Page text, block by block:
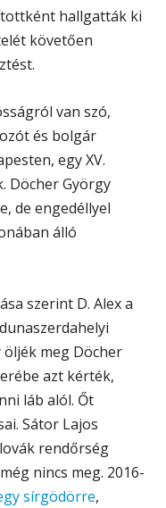
hallgatták ki
követően
van szó,
és bolgár
egy XV.
Döcher György
de engedéllyel
álló
szerint D. Alex a
meg Döcher
azt kérték,
láb alól. Őt
Sátor Lajos
rendőrség
nincs meg. 2016-
sírgödörre,